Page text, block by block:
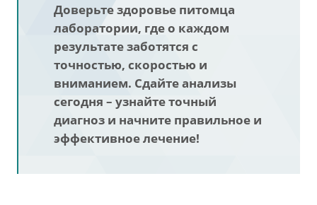
Доверьте здоровье питомца
лаборатории, где о каждом
результате заботятся с
точностью, скоростью и
вниманием. Сдайте анализы
сегодня – узнайте точный
диагноз и начните правильное и
эффективное лечение!